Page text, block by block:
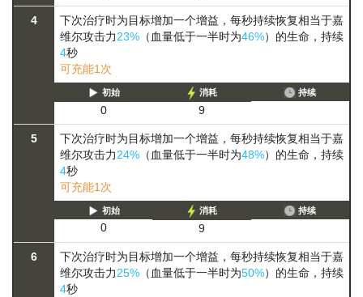
4
下次治疗时为目标增加一个增益，每秒持续恢复相当于嘉
维尔攻击力23% （血量低于一半时为46%）的生命，持续
4秒
可充能1次
初始
0
消耗
9
持续
5
下次治疗时为目标增加一个增益，每秒持续恢复相当于嘉
维尔攻击力24% （血量低于一半时为48%）的生命，持续
4秒
可充能1次
初始
0
消耗
9
持续
6
下次治疗时为目标增加一个增益，每秒持续恢复相当于嘉
维尔攻击力25% （血量低于一半时为50%）的生命，持续
4秒